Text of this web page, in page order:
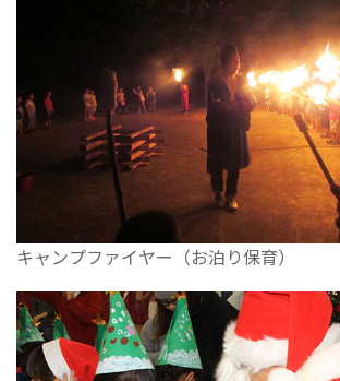
キャンプファイヤー（お泊り保育）